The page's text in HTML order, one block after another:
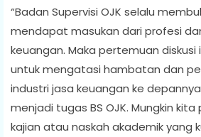
“Badan Supervisi OJK selalu
mendapat masukan dari profesi
keuangan. Maka pertemuan
untuk mengatasi hambatan dan
industri jasa keuangan ke
menjadi tugas BS OJK. Mungkin
kajian atau naskah akademik yang